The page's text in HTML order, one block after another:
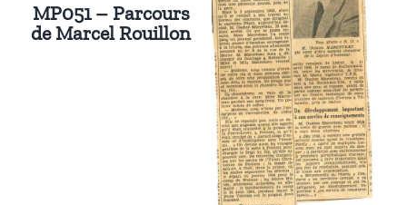
MP051 – Parcours
de Marcel Rouillon